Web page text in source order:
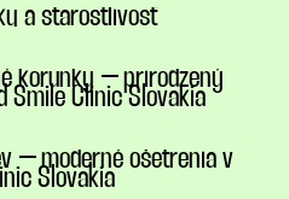
a starostlivosť
korunky – prirodzený
Smile Clinic Slovakia
– moderné ošetrenia v
Slovakia